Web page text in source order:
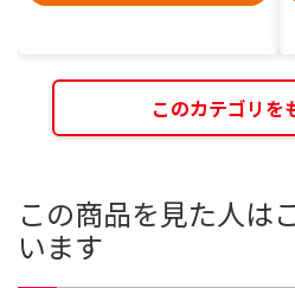
このカテゴリを
この商品を見た人は
います